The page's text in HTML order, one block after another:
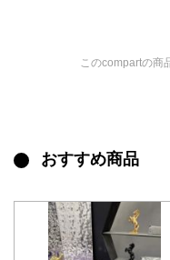
このcompartの商
おすすめ商品